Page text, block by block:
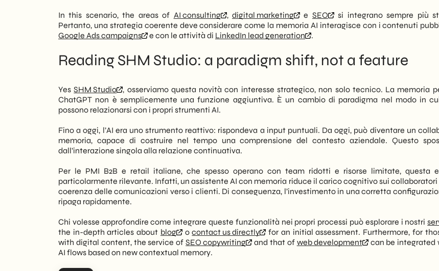
In this scenario, the areas of AI consulting ,digital marketing e SEO
si integrano sempre più
Pertanto, una strategia coerente deve considerare come la memoria AI interagisce con i contenuti
Google Ads campaigns
e con le attività di LinkedIn lead generation .
Reading SHM Studio: a paradigm shift, not a feature
YesSHM Studio
, osserviamo questa novità con interesse strategico, non solo tecnico. La memoria
ChatGPT non è semplicemente una funzione aggiuntiva. È un cambio di paradigma nel modo in
possono relazionarsi con i propri strumenti AI.
Fino a oggi, l’AI era uno strumento reattivo: rispondeva a input puntuali. Da oggi, può diventare un
memoria, capace di costruire nel tempo una comprensione del contesto aziendale. Questo
dall’interazione singola alla relazione continuativa.
Per le PMI B2B e retail italiane, che spesso operano con team ridotti e risorse limitate, questa
particolarmente rilevante. Infatti, un assistente AI con memoria riduce il carico cognitivo sui collaboratori
coerenza delle comunicazioni verso i clienti. Di conseguenza, l’investimento in una corretta
ripaga rapidamente.
Chi volesse approfondire come integrare queste funzionalità nei propri processi può esplorare i nostri
the in-depth articles about blog ocontact us directly
for an initial assessment. Furthermore, for
with digital content, the service ofSEO copywriting and that of web development
can be integrated
AI flows based on new contextual memory.